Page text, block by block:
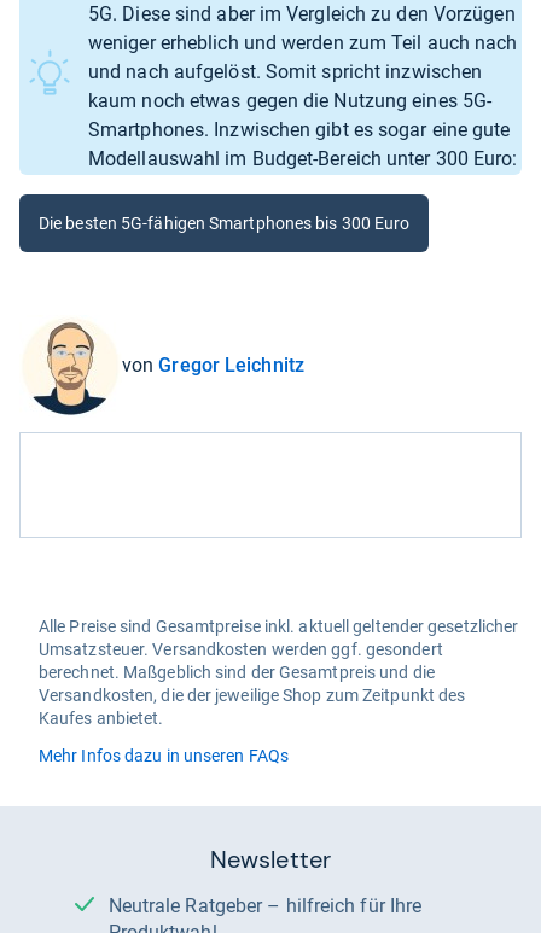
5G. Diese sind aber im Vergleich zu den Vorzügen
weniger erheblich und werden zum Teil auch nach
und nach aufgelöst. Somit spricht inzwischen
kaum noch etwas gegen die Nutzung eines 5G-
Smartphones. Inzwischen gibt es sogar eine gute
Modellauswahl im Budget-Bereich unter 300 Euro:
Die besten 5G-fähigen Smartphones bis 300 Euro
vonGregor Leichnitz
Alle Preise sind Gesamtpreise inkl. aktuell geltender gesetzlicher
Umsatzsteuer. Versandkosten werden ggf. gesondert
berechnet. Maßgeblich sind der Gesamtpreis und die
Versandkosten, die der jeweilige Shop zum Zeitpunkt des
Kaufes anbietet.
Mehr Infos dazu in unseren FAQs
Newsletter
Neutrale Ratgeber – hilfreich für Ihre